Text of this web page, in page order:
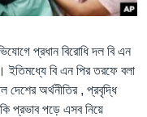
প্রধান বিরোধি দল বি এন
ইতিমধ্যে বি এন পির তরফে বলা
দেশের অর্থনীতির , প্রবৃদ্ধি
প্রভাব পড়ে এসব নিয়ে